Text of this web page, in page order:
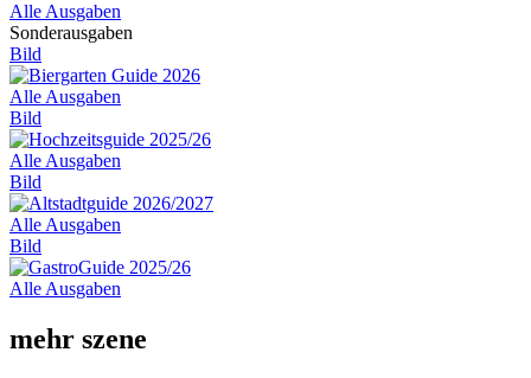
Alle Ausgaben
Sonderausgaben
Bild
Alle Ausgaben
Bild
Alle Ausgaben
Bild
Alle Ausgaben
Bild
Alle Ausgaben
mehr szene